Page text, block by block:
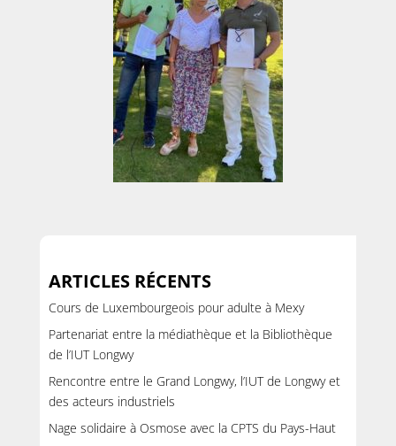
ARTICLES RÉCENTS
Cours de Luxembourgeois pour adulte à Mexy
Partenariat entre la médiathèque et la Bibliothèque
de l’IUT Longwy
Rencontre entre le Grand Longwy, l’IUT de Longwy et
des acteurs industriels
Nage solidaire à Osmose avec la CPTS du Pays-Haut